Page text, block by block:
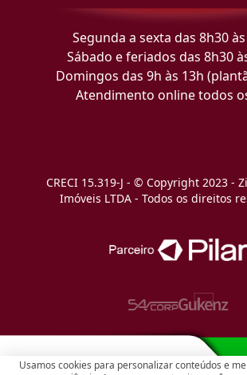
Usamos cookies para personalizar conteúdos e
Segunda a sexta das 8h30
Sábado e feriados das 8h30
Domingos das 9h às 13h
Atendimento online todos
CRECI 15.319-J - © Copyright 2023 -
Imóveis LTDA - Todos os direitos